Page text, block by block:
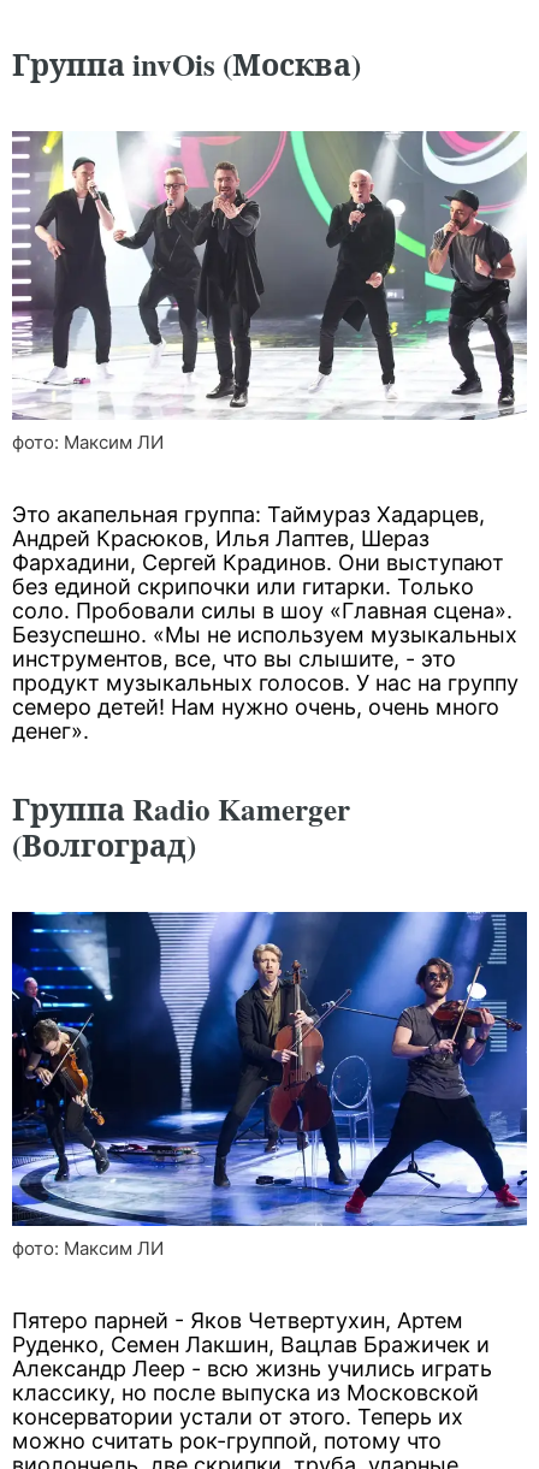
Группа invOis (Москва)
фото: Максим ЛИ
Это акапельная группа: Таймураз Хадарцев,
Андрей Красюков, Илья Лаптев, Шераз
Фархадини, Сергей Крадинов. Они выступают
без единой скрипочки или гитарки. Только
соло. Пробовали силы в шоу «Главная сцена».
Безуспешно. «Мы не используем музыкальных
инструментов, все, что вы слышите, - это
продукт музыкальных голосов. У нас на группу
семеро детей! Нам нужно очень, очень много
денег».
Группа Radio Kamerger
(Волгоград)
фото: Максим ЛИ
Пятеро парней - Яков Четвертухин, Артем
Руденко, Семен Лакшин, Вацлав Бражичек и
Александр Леер - всю жизнь учились играть
классику, но после выпуска из Московской
консерватории устали от этого. Теперь их
можно считать рок-группой, потому что